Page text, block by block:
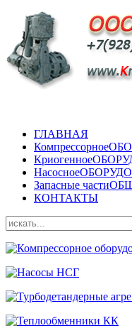
ГЛАВНАЯ
Компрессорное
Криогенное
Насосное
Запасные части
КОНТАКТЫ